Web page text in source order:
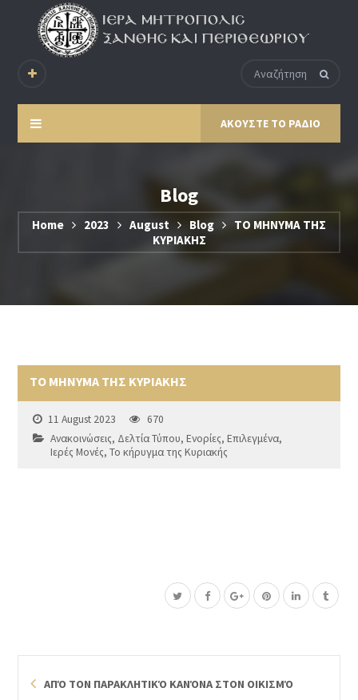
ΑΚΟΥΣΤΕ ΤΟ ΡΑΔΙΟ
Blog
Home 2023 August Blog
ΤΟ ΜΗΝΥΜΑ ΤΗΣ
ΚΥΡΙΑΚΗΣ
ΤΟ ΜΗΝΥΜΑ ΤΗΣ ΚΥΡΙΑΚΗΣ
11 August 2023
670
Ανακοινώσεις, Δελτία Τύπου,Ενορίες,Επιλεγμένα,
Ιερές Μονές,Το κήρυγμα της Κυριακής
ΑΠΌ ΤΟΝ ΠΑΡΑΚΛΗΤΙΚΌ ΚΑΝΌΝΑ ΣΤΟΝ ΟΙΚΙΣΜΌ